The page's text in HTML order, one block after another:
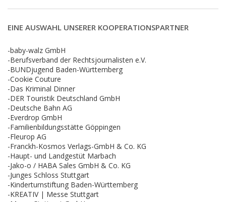
EINE AUSWAHL UNSERER KOOPERATIONSPARTNER
-baby-walz GmbH
-Berufsverband der Rechtsjournalisten e.V.
-BUNDjugend Baden-Württemberg
-Cookie Couture
-Das Kriminal Dinner
-DER Touristik Deutschland GmbH
-Deutsche Bahn AG
-Everdrop GmbH
-Familienbildungsstätte Göppingen
-Fleurop AG
-Franckh-Kosmos Verlags-GmbH & Co. KG
-Haupt- und Landgestüt Marbach
-Jako-o / HABA Sales GmbH & Co. KG
-Junges Schloss Stuttgart
-Kinderturnstiftung Baden-Württemberg
-KREATIV | Messe Stuttgart